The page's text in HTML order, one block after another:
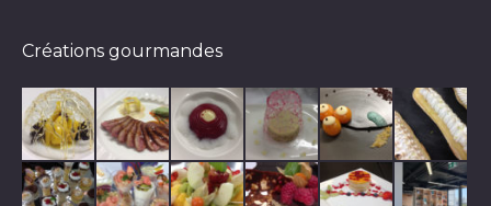
Créations gourmandes